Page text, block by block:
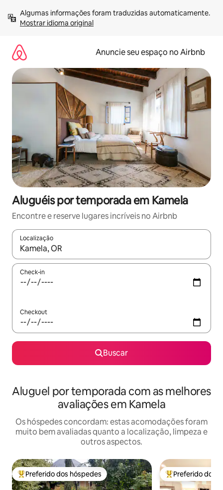
para
Mostrar idioma original
Anuncie seu espaço no Airbnb
Aluguéis por temporada em Kamela
Encontre e reserve lugares incríveis no Airbnb
Localização
Quando os resultados estiverem disponíveis, explore-os
Check-in
Checkout
Buscar
Aluguel por temporada com as melhores
avaliações em Kamela
Os hóspedes concordam: estas acomodações foram
muito bem avaliadas quanto a localização, limpeza e
outros aspectos.
Entre os melhores preferidos dos hóspedes
Preferido dos hóspedes Entre os
Preferido dos